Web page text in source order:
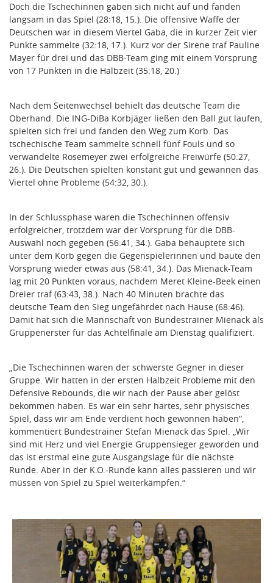
Doch die Tschechinnen gaben sich nicht auf und fanden
langsam in das Spiel (28:18, 15.). Die offensive Waffe der
Deutschen war in diesem Viertel Gaba, die in kurzer Zeit vier
Punkte sammelte (32:18, 17.). Kurz vor der Sirene traf Pauline
Mayer für drei und das DBB-Team ging mit einem Vorsprung
von 17 Punkten in die Halbzeit (35:18, 20.)
Nach dem Seitenwechsel behielt das deutsche Team die
Oberhand. Die ING-DiBa Korbjäger ließen den Ball gut laufen,
spielten sich frei und fanden den Weg zum Korb. Das
tschechische Team sammelte schnell fünf Fouls und so
verwandelte Rosemeyer zwei erfolgreiche Freiwürfe (50:27,
26.). Die Deutschen spielten konstant gut und gewannen das
Viertel ohne Probleme (54:32, 30.).
In der Schlussphase waren die Tschechinnen offensiv
erfolgreicher, trotzdem war der Vorsprung für die DBB-
Auswahl noch gegeben (56:41, 34.). Gaba behauptete sich
unter dem Korb gegen die Gegenspielerinnen und baute den
Vorsprung wieder etwas aus (58:41, 34.). Das Mienack-Team
lag mit 20 Punkten voraus, nachdem Meret Kleine-Beek einen
Dreier traf (63:43, 38.). Nach 40 Minuten brachte das
deutsche Team den Sieg ungefährdet nach Hause (68:46).
Damit hat sich die Mannschaft von Bundestrainer Mienack als
Gruppenerster für das Achtelfinale am Dienstag qualifiziert.
„Die Tschechinnen waren der schwerste Gegner in dieser
Gruppe. Wir hatten in der ersten Halbzeit Probleme mit den
Defensive Rebounds, die wir nach der Pause aber gelöst
bekommen haben. Es war ein sehr hartes, sehr physisches
Spiel, dass wir am Ende verdient hoch gewonnen haben“,
kommentiert Bundestrainer Stefan Mienack das Spiel. „Wir
sind mit Herz und viel Energie Gruppensieger geworden und
das ist erstmal eine gute Ausgangslage für die nächste
Runde. Aber in der K.O.-Runde kann alles passieren und wir
müssen von Spiel zu Spiel weiterkämpfen.“